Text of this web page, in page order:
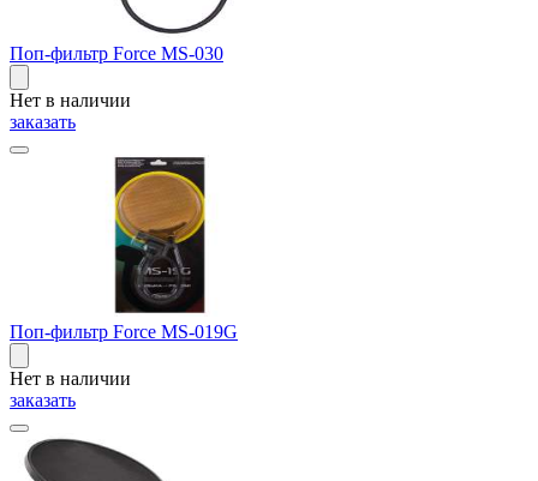
Поп-фильтр Force MS-030
Нет в наличии
заказать
Поп-фильтр Force MS-019G
Нет в наличии
заказать